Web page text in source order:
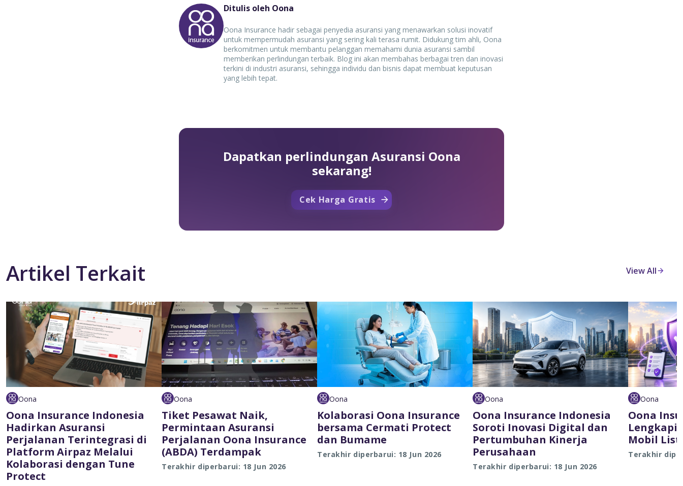
Ditulis oleh Oona
Oona Insurance hadir sebagai penyedia asuransi yang menawarkan solusi inovatif
untuk mempermudah asuransi yang sering kali terasa rumit. Didukung tim ahli, Oona
berkomitmen untuk membantu pelanggan memahami dunia asuransi sambil
memberikan perlindungan terbaik. Blog ini akan membahas berbagai tren dan inovasi
terkini di industri asuransi, sehingga individu dan bisnis dapat membuat keputusan
yang lebih tepat.
Dapatkan perlindungan Asuransi Oona
sekarang!
Cek Harga Gratis
Artikel Terkait View All
Oona
Oona Insurance Indonesia
Hadirkan Asuransi
Perjalanan Terintegrasi di
Platform Airpaz Melalui
Kolaborasi dengan Tune
Protect
Oona
Tiket Pesawat Naik,
Permintaan Asuransi
Perjalanan Oona Insurance
(ABDA) Terdampak
Terakhir diperbarui: 18 Jun 2026
Oona
Kolaborasi Oona Insurance
bersama Cermati Protect
dan Bumame
Terakhir diperbarui: 18 Jun 2026
Oona
Oona Insurance Indonesia
Soroti Inovasi Digital dan
Pertumbuhan Kinerja
Perusahaan
Terakhir diperbarui: 18 Jun 2026
Oona
Oona
Lengkapi
Mobil
Terakhir